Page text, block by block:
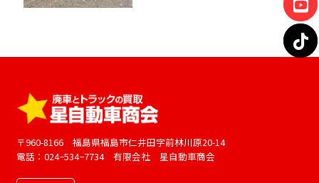
〒960-8166 福島県福島市仁井田字前林川原20-14
電話：024−534−7734 有限会社 星自動車商会